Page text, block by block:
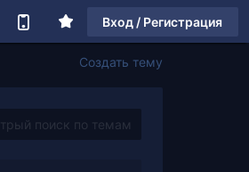
Вход / Регистрация
Создать тему